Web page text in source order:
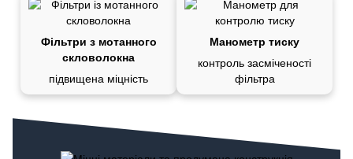
Фільтри з мотанного
скловолокна
підвищена міцність
Манометр тиску
контроль засміченості
фільтра